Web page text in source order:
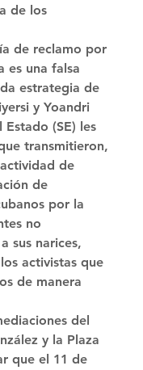
de los
de reclamo por
es una falsa
estrategia de
y Yoandri
(SE) les
transmitieron,
de
de
por la
no
sus narices,
activistas que
de manera
del
y la Plaza
que el 11 de